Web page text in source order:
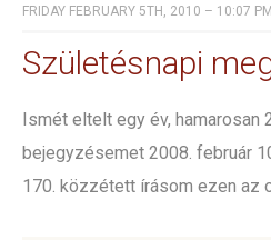
FRIDAY FEBRUARY 5TH, 2010 – 10:07 PM
Születésnapi
Ismét eltelt egy év, hamarosan
bejegyzésemet 2008. február
170. közzétett írásom ezen az